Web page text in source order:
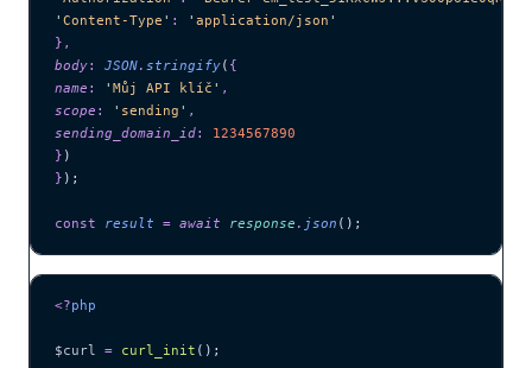
' Content-Type ' : ' application/json '
},
body: JSON. stringify( {
name : ' Můj API klíč ' ,
scope : ' sending ' ,
sending_domain_id:
1234567890
} )
} );
const result = await response . json ();
<?php
$curl = curl_init ();